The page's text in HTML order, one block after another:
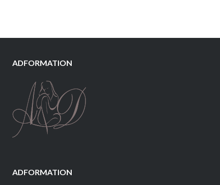
ADFORMATION
ADFORMATION